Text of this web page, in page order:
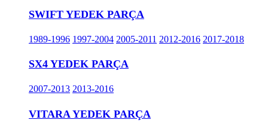
SWIFT YEDEK PARÇA
1989-1996 1997-2004 2005-2011 2012-2016 2017-2018
SX4 YEDEK PARÇA
2007-2013 2013-2016
VITARA YEDEK PARÇA